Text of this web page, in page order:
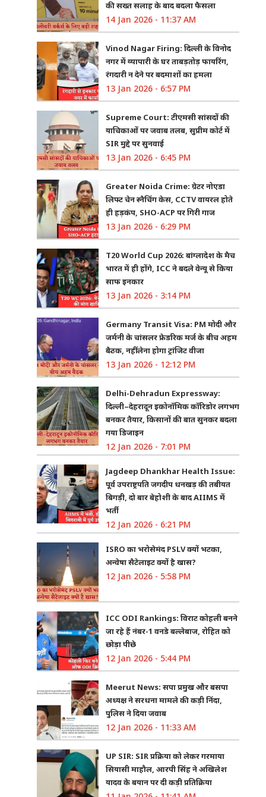
की सख्त सलाह के बाद बदला फैसला
14 Jan 2026 - 11:37 AM
Vinod Nagar Firing: दिल्ली के विनोद
नगर में व्यापारी के घर ताबड़तोड़ फायरिंग,
रंगदारी न देने पर बदमाशों का हमला
13 Jan 2026 - 6:57 PM
Supreme Court: टीएमसी सांसदों की
याचिकाओं पर जवाब तलब, सुप्रीम कोर्ट में
SIR मुद्दे पर सुनवाई
13 Jan 2026 - 6:45 PM
Greater Noida Crime: ग्रेटर नोएडा
लिफ्ट चेन स्नैचिंग केस, CCTV वायरल होते
ही हड़कंप, SHO-ACP पर गिरी गाज
13 Jan 2026 - 6:29 PM
T20 World Cup 2026: बांग्लादेश के मैच
भारत में ही होंगे, ICC ने बदले वेन्यू से किया
साफ इनकार
13 Jan 2026 - 3:14 PM
Germany Transit Visa: PM मोदी और
जर्मनी के चांसलर फ्रेडरिक मर्ज के बीच अहम
बैठक, नहीं लेना होगा ट्रांजिट वीजा
13 Jan 2026 - 12:12 PM
Delhi-Dehradun Expressway:
दिल्ली–देहरादून इकोनॉमिक कॉरिडोर लगभग
बनकर तैयार, किसानों की बात सुनकर बदला
गया डिजाइन
12 Jan 2026 - 7:01 PM
Jagdeep Dhankhar Health Issue:
पूर्व उपराष्ट्रपति जगदीप धनखड़ की तबीयत
बिगड़ी, दो बार बेहोशी के बाद AIIMS में
भर्ती
12 Jan 2026 - 6:21 PM
ISRO का भरोसेमंद PSLV क्यों भटका,
अन्वेषा सैटेलाइट क्यों है खास?
12 Jan 2026 - 5:58 PM
ICC ODI Rankings: विराट कोहली बनने
जा रहे हैं नंबर-1 वनडे बल्लेबाज, रोहित को
छोड़ा पीछे
12 Jan 2026 - 5:44 PM
Meerut News: सपा प्रमुख और बसपा
अध्यक्ष ने सरधना मामले की कड़ी निंदा,
पुलिस ने दिया जवाब
12 Jan 2026 - 11:33 AM
UP SIR: SIR प्रक्रिया को लेकर गरमाया
सियासी माहौल, आरपी सिंह ने अखिलेश
यादव के बयान पर दी कड़ी प्रतिक्रिया